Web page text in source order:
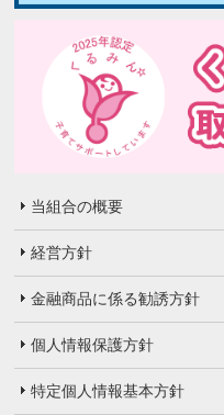
当組合の概要
経営方針
金融商品に係る勧誘方針
個人情報保護方針
特定個人情報基本方針